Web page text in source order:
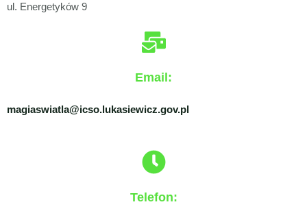
ul. Energetyków 9
Email:
magiaswiatla@icso.lukasiewicz.gov.pl
Telefon: